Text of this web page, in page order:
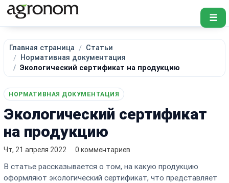
☰
Главная страница
Статьи
Нормативная документация
Экологический сертификат на продукцию
НОРМАТИВНАЯ ДОКУМЕНТАЦИЯ
Экологический сертификат
на продукцию
Чт, 21 апреля 2022 0 комментариев
В статье рассказывается о том, на какую продукцию
оформляют экологический сертификат, что представляет